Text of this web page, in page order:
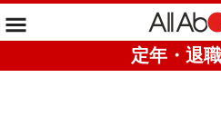
定年・退